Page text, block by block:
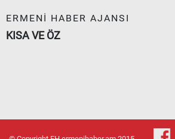
ERMENİ HABER AJANSI
KISA VE ÖZ